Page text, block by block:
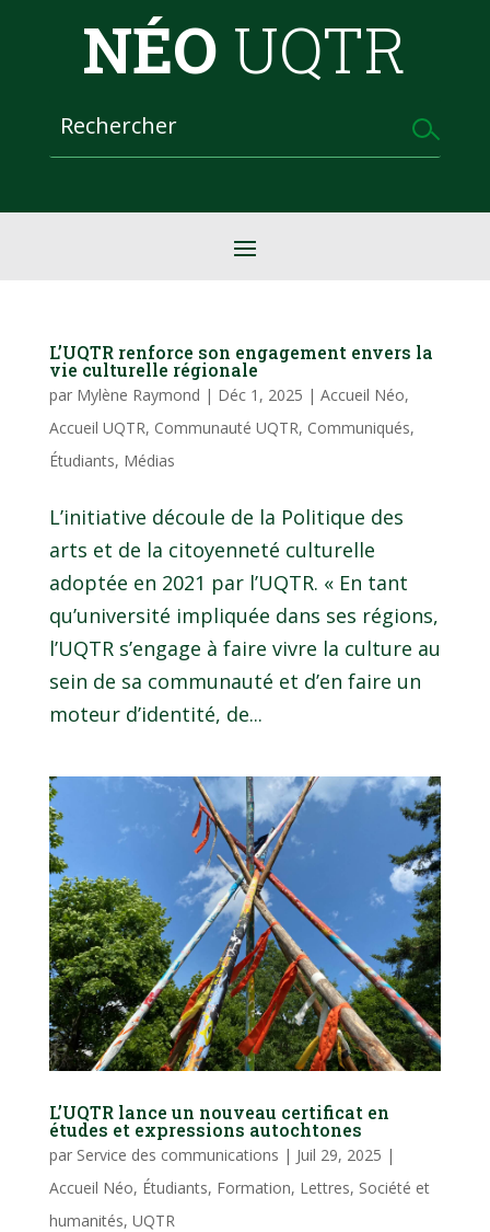
NÉO UQTR
L’UQTR renforce son engagement envers la
vie culturelle régionale
par Mylène Raymond | Déc 1, 2025 | Accueil Néo,
Accueil UQTR, Communauté UQTR, Communiqués,
Étudiants, Médias
L’initiative découle de la Politique des
arts et de la citoyenneté culturelle
adoptée en 2021 par l’UQTR. « En tant
qu’université impliquée dans ses régions,
l’UQTR s’engage à faire vivre la culture au
sein de sa communauté et d’en faire un
moteur d’identité, de...
L’UQTR lance un nouveau certificat en
études et expressions autochtones
par Service des communications | Juil 29, 2025 |
Accueil Néo, Étudiants, Formation, Lettres, Société et
humanités, UQTR